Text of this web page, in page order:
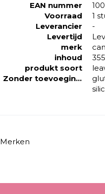
EAN nummer
Voorraad
1
Leverancier
-
Levertijd
merk
inhoud
produkt soort
Zonder toevoeging van
Merken